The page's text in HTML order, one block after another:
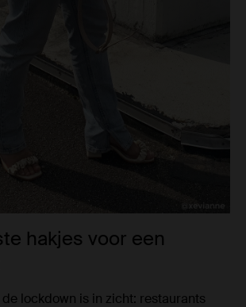
hakjes voor een
lockdown is in zicht: restaurants